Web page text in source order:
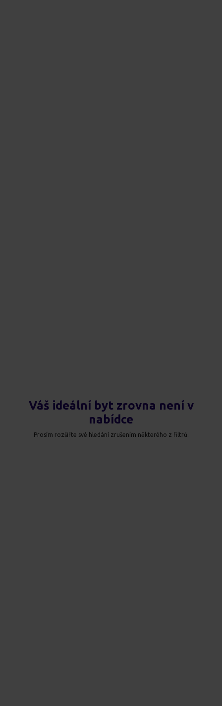
Váš ideální byt zrovna není v
nabídce
Prosím rozšiřte své hledání zrušením některého z filtrů.